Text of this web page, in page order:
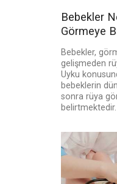
Bebekler
Görmeye
Bebekler,
gelişmeden
Uyku
bebeklerin
sonra rüya
belirtmektedir.